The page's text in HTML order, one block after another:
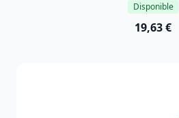
Disponible
19,63 €